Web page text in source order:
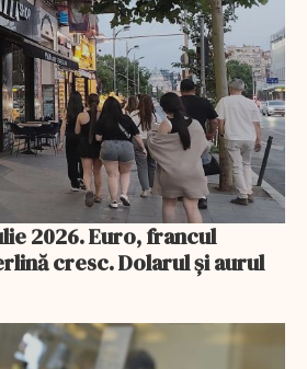
2026. Euro, francul
cresc. Dolarul și aurul